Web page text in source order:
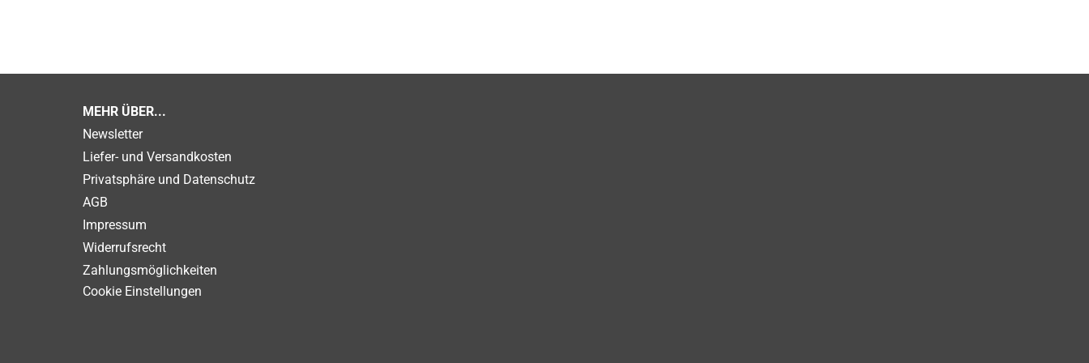
MEHR ÜBER...
Newsletter
Liefer- und Versandkosten
Privatsphäre und Datenschutz
AGB
Impressum
Widerrufsrecht
Zahlungsmöglichkeiten
Cookie Einstellungen